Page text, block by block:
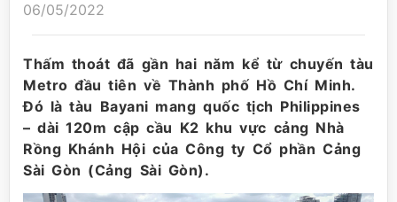
06/05/2022
Thấm thoát đã gần hai năm kể từ chuyến tàu
Metro đầu tiên về Thành phố Hồ Chí Minh.
Đó là tàu Bayani mang quốc tịch Philippines
– dài 120m cập cầu K2 khu vực cảng Nhà
Rồng Khánh Hội của Công ty Cổ phần Cảng
Sài Gòn (Cảng Sài Gòn).